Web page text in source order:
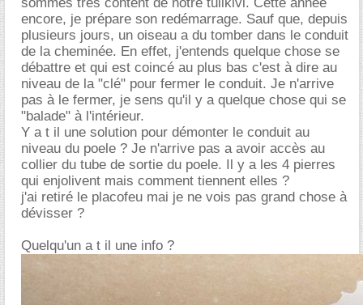
encore, je prépare son redémarrage. Sauf que, depuis
plusieurs jours, un oiseau a du tomber dans le conduit
de la cheminée. En effet, j'entends quelque chose se
débattre et qui est coincé au plus bas c'est à dire au
niveau de la "clé" pour fermer le conduit. Je n'arrive
pas à le fermer, je sens qu'il y a quelque chose qui se
"balade" à l'intérieur.
Y a t il une solution pour démonter le conduit au
niveau du poele ? Je n'arrive pas a avoir accès au
collier du tube de sortie du poele. Il y a les 4 pierres
qui enjolivent mais comment tiennent elles ?
j'ai retiré le placofeu mai je ne vois pas grand chose à
dévisser ?
Quelqu'un a t il une info ?